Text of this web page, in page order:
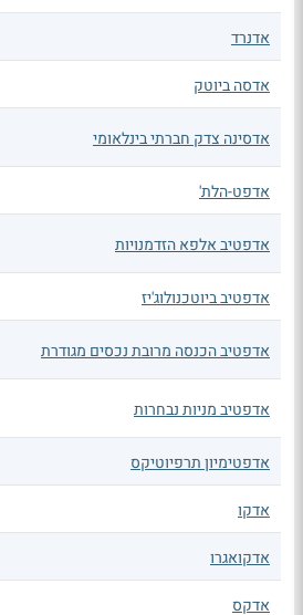
אדנרד
אדסה ביוטק
אדסינה צדק חברתי בינלאומי
אדפט-הלת'
אדפטיב אלפא הזדמנויות
אדפטיב ביוטכנולוג'יז
אדפטיב הכנסה מרובת נכסים מגודרת
אדפטיב מניות נבחרות
אדפטימיון תרפיוטיקס
אדקו
אדקואגרו
אדקס